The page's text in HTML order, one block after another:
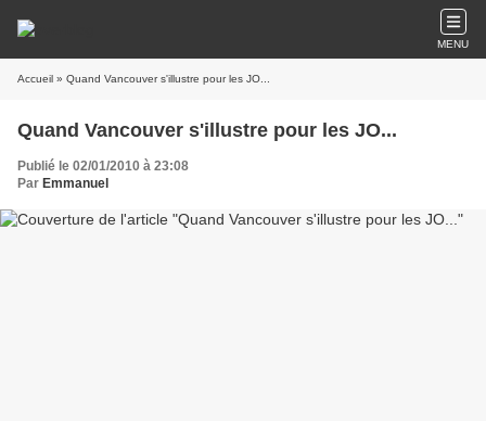
MENU
Accueil » Quand Vancouver s'illustre pour les JO...
Quand Vancouver s'illustre pour les JO...
Publié le 02/01/2010 à 23:08
Par Emmanuel